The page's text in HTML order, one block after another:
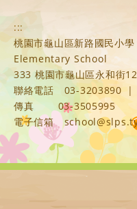
:::
桃園市龜山區新路國民小
Elementary School
333 桃園市龜山區永和街
聯絡電話
03-3203890
|
傳真
03-3505995
電子信箱